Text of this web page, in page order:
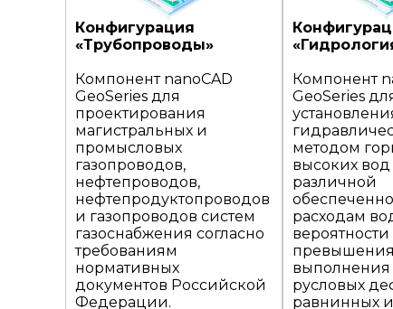
Конфигурация
«Трубопроводы»
Компонент nanoCAD
GeoSeries для
проектирования
магистральных и
промысловых
газопроводов,
нефтепроводов,
нефтепродуктопроводов
и газопроводов систем
газоснабжения согласно
требованиям
нормативных
документов Российской
Федерации.
Компонент
GeoSeries
методом
высоких вод
различной
расходам
вероятности
выполнения
русловых
равнинных